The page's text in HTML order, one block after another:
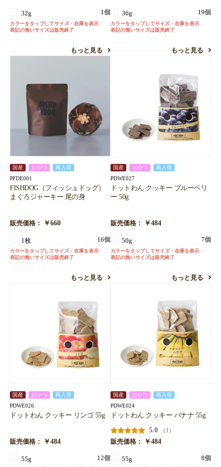
32g 1個
カラーをタップしてサイズ・在庫を表示
表記の無いサイズは販売終了
もっと見る
36g 19個
カラーをタップしてサイズ・在庫を表示
表記の無いサイズは販売終了
もっと見る
国産 おやつ 再入荷
PFDE001
FISHDOG（フィッシュドッグ）
まぐろジャーキー 尾の身
販売価格： ￥660
1枚 16個
カラーをタップしてサイズ・在庫を表示
表記の無いサイズは販売終了
もっと見る
国産 おやつ 再入荷
PDWE027
ドットわん クッキー ブルーベリ
ー 50g
販売価格： ￥484
50g 7個
カラーをタップしてサイズ・在庫を表示
表記の無いサイズは販売終了
もっと見る
国産 おやつ 再入荷
PDWE026
ドットわん クッキー リンゴ 55g
販売価格： ￥484
55g 12個
国産 おやつ 再入荷
PDWE024
ドットわん クッキー バナナ 55g
5.0
（1）
販売価格：
￥484
55g 8個